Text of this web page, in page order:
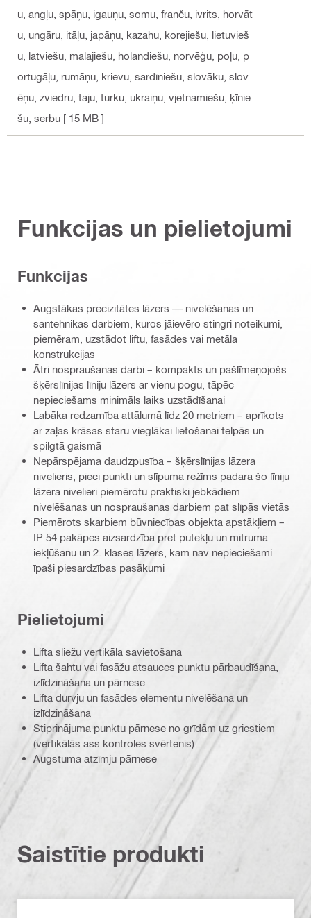
u, angļu, spāņu, igauņu, somu, franču, ivrits, horvāt
u, ungāru, itāļu, japāņu, kazahu, korejiešu, lietuvieš
u, latviešu, malajiešu, holandiešu, norvēģu, poļu, p
ortugāļu, rumāņu, krievu, sardīniešu, slovāku, slov
ēņu, zviedru, taju, turku, ukraiņu, vjetnamiešu, ķīnie
šu, serbu [ 15 MB ]
Funkcijas un pielietojumi
Funkcijas
Augstākas precizitātes lāzers — nivelēšanas un
santehnikas darbiem, kuros jāievēro stingri noteikumi,
piemēram, uzstādot liftu, fasādes vai metāla
konstrukcijas
Ātri nospraušanas darbi – kompakts un pašlīmeņojošs
šķērslīnijas līniju lāzers ar vienu pogu, tāpēc
nepieciešams minimāls laiks uzstādīšanai
Labāka redzamība attālumā līdz 20 metriem – aprīkots
ar zaļas krāsas staru vieglākai lietošanai telpās un
spilgtā gaismā
Nepārspējama daudzpusība – šķērslīnijas lāzera
nivelieris, pieci punkti un slīpuma režīms padara šo līniju
lāzera nivelieri piemērotu praktiski jebkādiem
nivelēšanas un nospraušanas darbiem pat slīpās vietās
Piemērots skarbiem būvniecības objekta apstākļiem –
IP 54 pakāpes aizsardzība pret putekļu un mitruma
iekļūšanu un 2. klases lāzers, kam nav nepieciešami
īpaši piesardzības pasākumi
Pielietojumi
Lifta sliežu vertikāla savietošana
Lifta šahtu vai fasāžu atsauces punktu pārbaudīšana,
izlīdzināšana un pārnese
Lifta durvju un fasādes elementu nivelēšana un
izlīdzināšana
Stiprinājuma punktu pārnese no grīdām uz griestiem
(vertikālās ass kontroles svērtenis)
Augstuma atzīmju pārnese
Saistītie produkti